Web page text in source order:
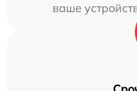
ваше